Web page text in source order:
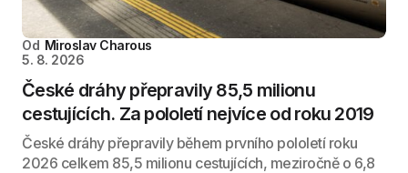
Od Miroslav Charous
5. 8. 2026
České dráhy přepravily 85,5 milionu
cestujících. Za pololetí nejvíce od roku 2019
České dráhy přepravily během prvního pololetí roku
2026 celkem 85,5 milionu cestujících, meziročně o 6,8